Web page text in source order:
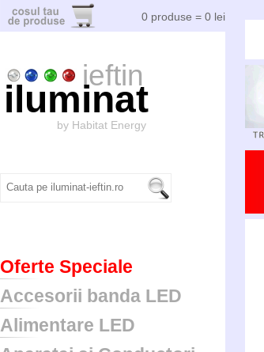
0 produse = 0 lei
ieftin
iluminat
by Habitat Energy
Oferte Speciale
Accesorii banda LED
Alimentare LED